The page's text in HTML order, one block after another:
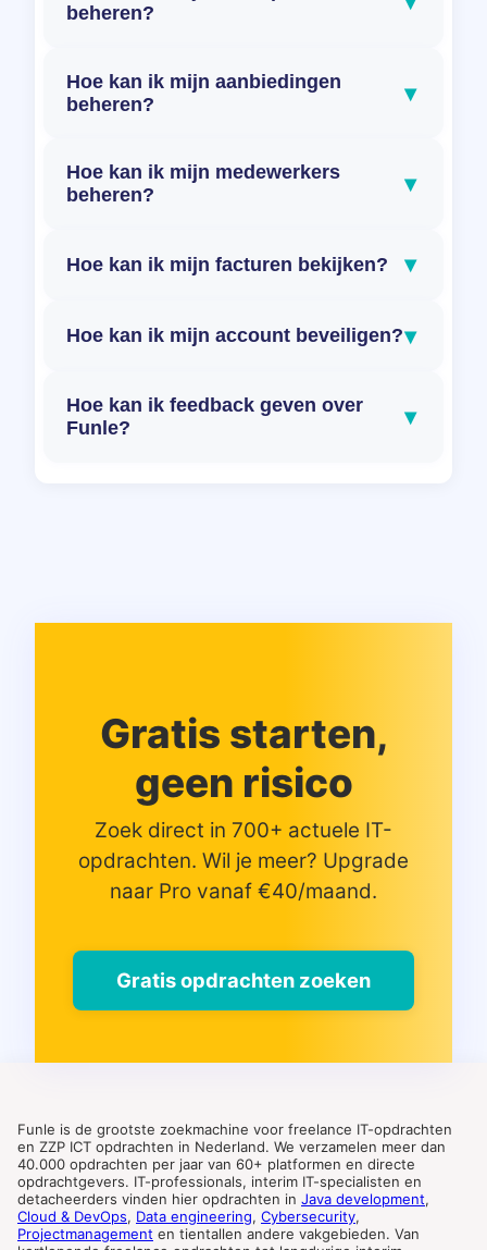
beheren?
Hoe kan ik mijn aanbiedingen
beheren?
▾
Hoe kan ik mijn medewerkers
beheren?
▾
Hoe kan ik mijn facturen bekijken? ▾
Hoe kan ik mijn account beveiligen?▾
Hoe kan ik feedback geven over
Funle?
▾
Gratis starten,
geen risico
Zoek direct in 700+ actuele IT-
opdrachten. Wil je meer? Upgrade
naar Pro vanaf €40/maand.
Gratis opdrachten zoeken
Funle is de grootste zoekmachine voor freelance IT-opdrachten
en ZZP ICT opdrachten in Nederland. We verzamelen meer dan
40.000 opdrachten per jaar van 60+ platformen en directe
opdrachtgevers. IT-professionals, interim IT-specialisten en
detacheerders vinden hier opdrachten in Java development,
Cloud & DevOps, Data engineering, Cybersecurity,
Projectmanagement en tientallen andere vakgebieden. Van